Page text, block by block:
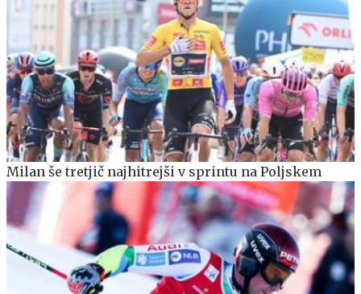
Milan še tretjič najhitrejši v sprintu na Poljskem